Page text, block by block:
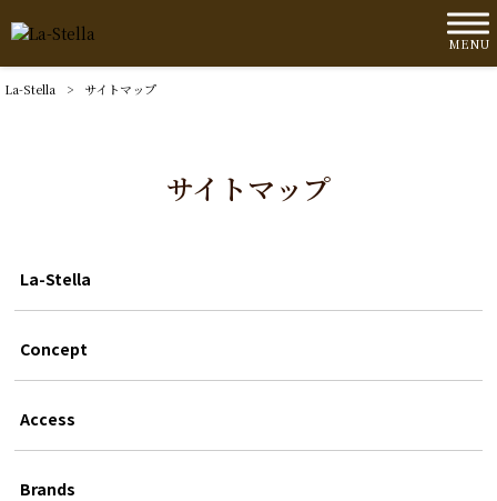
MENU
La-Stella > サイトマップ
サイトマップ
La-Stella
Concept
Access
Brands